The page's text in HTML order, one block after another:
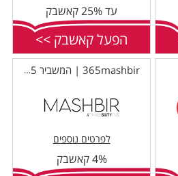
עד 25% קאשבק
הפעל קאשבק >>
365mashbir | המשביר 365
לפרטים נוספים
4% קאשבק